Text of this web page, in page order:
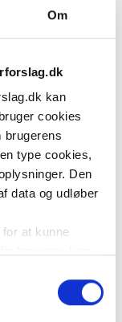
Om
kan
cookies
brugerens
type cookies,
Den
data og udløber
at kunne
af forslag eller
partier
hensyn
mulighed for
opbakning til at
anvender
med henblik
af